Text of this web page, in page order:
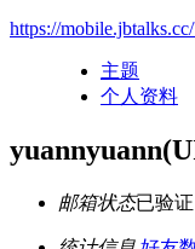
https://
主题
个人资料
yuannyuann
邮箱状态已验证